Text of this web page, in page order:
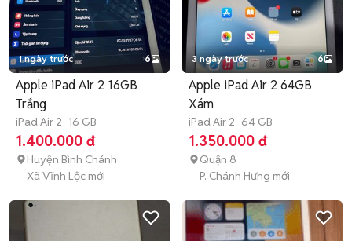
1 ngày trước 6
Apple iPad Air 2 16GB
Trắng
iPad Air 2 16 GB
1.400.000 đ
Huyện Bình Chánh
Xã Vĩnh Lộc mới
3 ngày trước 6
Apple iPad Air 2 64GB
Xám
iPad Air 2 64 GB
1.350.000 đ
Quận 8
P. Chánh Hưng mới